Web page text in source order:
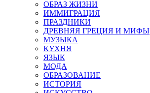
ОБРАЗ ЖИЗНИ
ИММИГРАЦИЯ
ПРАЗДНИКИ
ДРЕВНЯЯ ГРЕЦИЯ И МИФЫ
МУЗЫКА
КУХНЯ
ЯЗЫК
МОДА
ОБРАЗОВАНИЕ
ИСТОРИЯ